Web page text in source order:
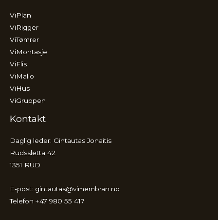
ViPlan
ViRigger
ViTømrer
ViMontasje
ViFlis
ViMalio
ViHus
ViGruppen
Kontakt
Daglig leder: Gintautas Jonaitis
Rudssletta 42
1351 RUD
E-post: gintautas@vimembran.no
Telefon +47 980 55 417